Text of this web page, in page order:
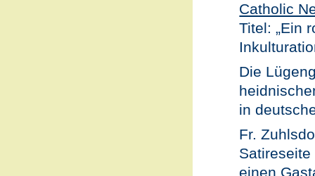
Catholic
Titel: „Ein
Die
in
Fr.
Satireseite
einen